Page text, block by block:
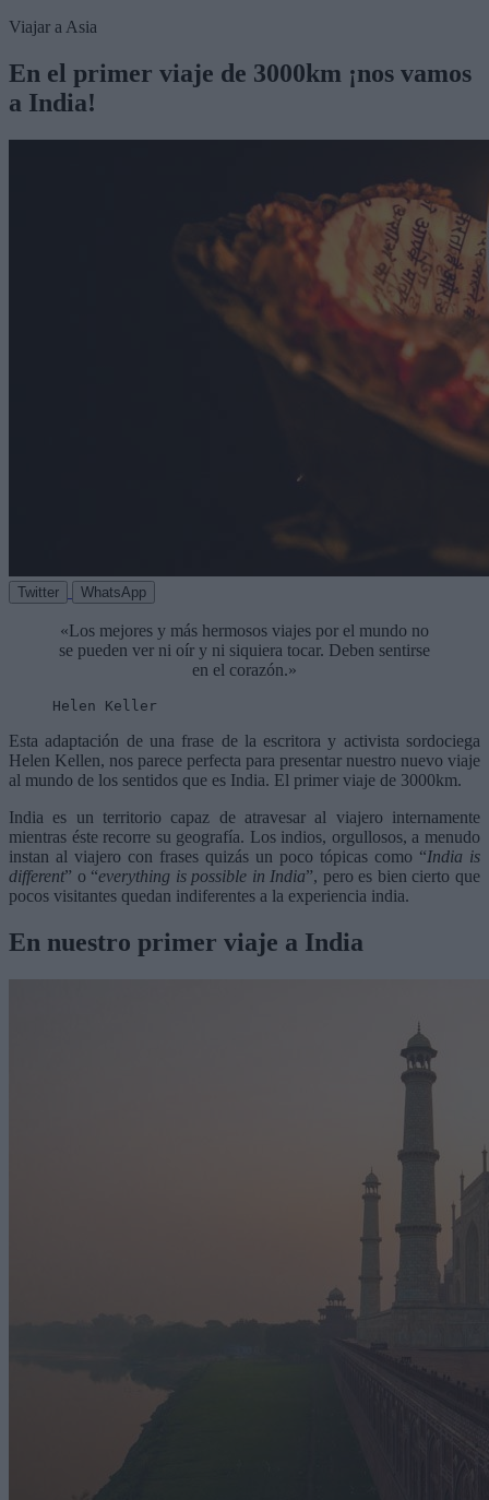
Viajar a Asia
En el primer viaje de 3000km ¡nos vamos
a India!
Twitter WhatsApp
«Los mejores y más hermosos viajes por el mundo no
se pueden ver ni oír y ni siquiera tocar. Deben sentirse
en el corazón.»
Helen Keller
Esta adaptación de una frase de la escritora y activista sordociega
Helen Kellen, nos parece perfecta para presentar nuestro nuevo viaje
al mundo de los sentidos que es India. El primer viaje de 3000km.
India es un territorio capaz de atravesar al viajero internamente
mientras éste recorre su geografía. Los indios, orgullosos, a menudo
instan al viajero con frases quizás un poco tópicas como “India is
different” o “everything is possible in India”, pero es bien cierto que
pocos visitantes quedan indiferentes a la experiencia india.
En nuestro primer viaje a India